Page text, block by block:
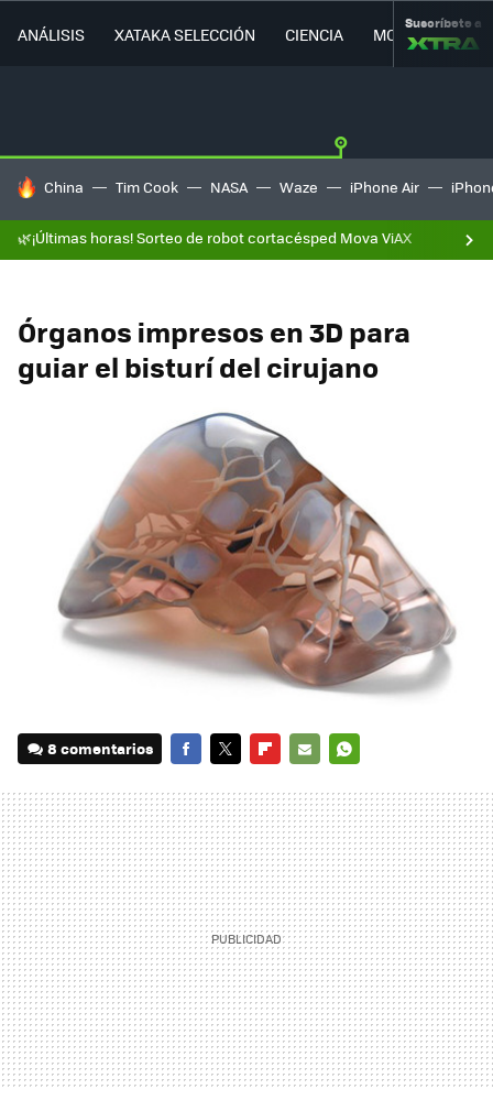
ANÁLISIS XATAKA SELECCIÓN CIENCIA MOVILIDAD
Suscríbete a
HOY SE HABLA DE
China Tim Cook NASA Waze iPhone Air
🌿¡Últimas horas! Sorteo de robot cortacésped Mova ViAX
Órganos impresos en 3D para
guiar el bisturí del cirujano
8 comentarios
MAIL